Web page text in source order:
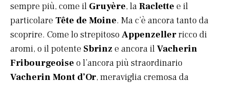
sempre più, come il Gruyère, laRaclette e il
particolare Tête de Moine. Ma c’è ancora tanto da
scoprire. Come lo strepitoso Appenzellerricco di
aromi, o il potente Sbrinz e ancora ilVacherin
Fribourgeoise o l’ancora più straordinario
Vacherin Mont d’Or, meraviglia cremosa da